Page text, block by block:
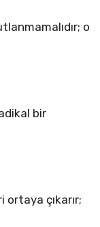
o
bir
çıkarır;